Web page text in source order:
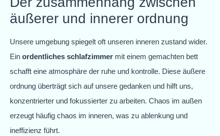
äußerer und innerer ordnung
Unsere umgebung spiegelt oft unseren inneren zustand wider.
Ein ordentliches schlafzimmer mit einem gemachten bett
schafft eine atmosphäre der ruhe und kontrolle. Diese äußere
ordnung überträgt sich auf unsere gedanken und hilft uns,
konzentrierter und fokussierter zu arbeiten. Chaos im außen
erzeugt häufig chaos im inneren, was zu ablenkung und
ineffizienz führt.